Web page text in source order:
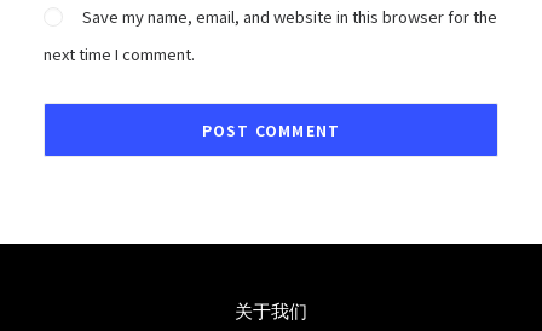
Save my name, email, and website in this browser for the
next time I comment.
关于我们